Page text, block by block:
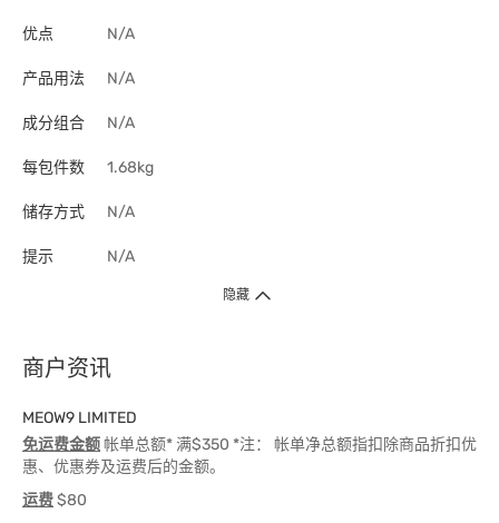
优点 N/A
产品用法 N/A
成分组合 N/A
每包件数 1.68kg
储存方式 N/A
提示 N/A
隐藏
商户资讯
MEOW9 LIMITED
免运费金额帐单总额* 满$350 *注： 帐单净总额指扣除商品折扣优
惠、优惠券及运费后的金额。
运费$80